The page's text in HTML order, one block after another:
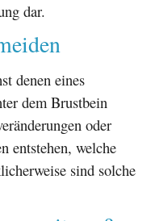
dar.
denen eines
dem Brustbein
oder
entstehen, welche
sind solche